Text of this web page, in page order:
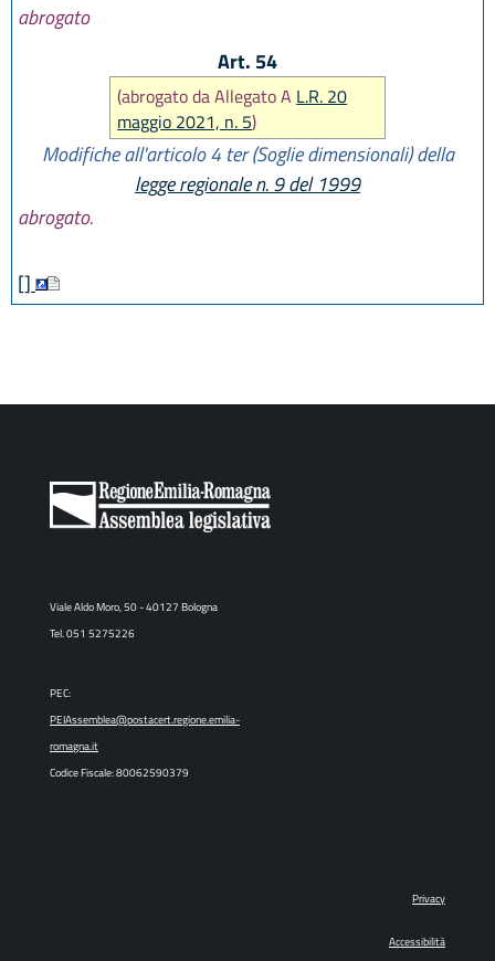
abrogato
Art. 54
(abrogato da Allegato A L.R. 20
maggio 2021, n. 5)
Modifiche all'articolo 4 ter (Soglie dimensionali) della
legge regionale n. 9 del 1999
abrogato.
[]
Viale Aldo Moro, 50 - 40127 Bologna
Tel. 051 5275226
PEC:
PEIAssemblea@postacert.regione.emilia-
romagna.it
Codice Fiscale: 80062590379
Privacy
Accessibilità